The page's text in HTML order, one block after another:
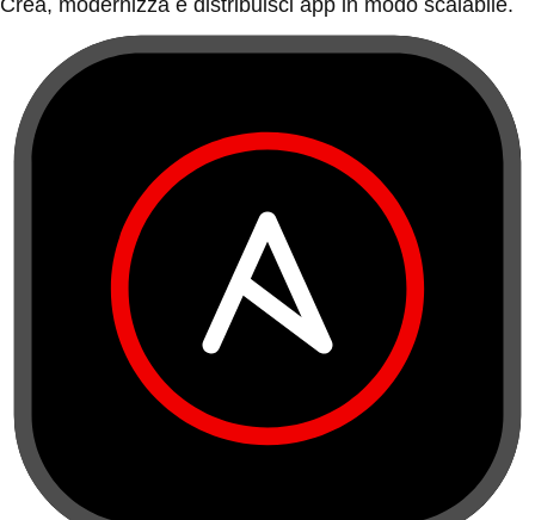
Crea, modernizza e distribuisci app in modo scalabile.